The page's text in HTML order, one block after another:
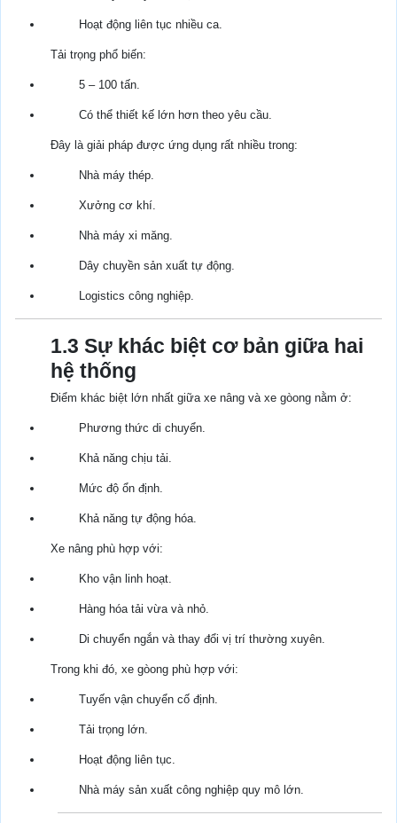
Hoạt động liên tục nhiều ca.
Tải trọng phổ biến:
5 – 100 tấn.
Có thể thiết kế lớn hơn theo yêu cầu.
Đây là giải pháp được ứng dụng rất nhiều trong:
Nhà máy thép.
Xưởng cơ khí.
Nhà máy xi măng.
Dây chuyền sản xuất tự động.
Logistics công nghiệp.
1.3 Sự khác biệt cơ bản giữa hai
hệ thống
Điểm khác biệt lớn nhất giữa xe nâng và xe gòong nằm ở:
Phương thức di chuyển.
Khả năng chịu tải.
Mức độ ổn định.
Khả năng tự động hóa.
Xe nâng phù hợp với:
Kho vận linh hoạt.
Hàng hóa tải vừa và nhỏ.
Di chuyển ngắn và thay đổi vị trí thường xuyên.
Trong khi đó, xe gòong phù hợp với:
Tuyến vận chuyển cố định.
Tải trọng lớn.
Hoạt động liên tục.
Nhà máy sản xuất công nghiệp quy mô lớn.